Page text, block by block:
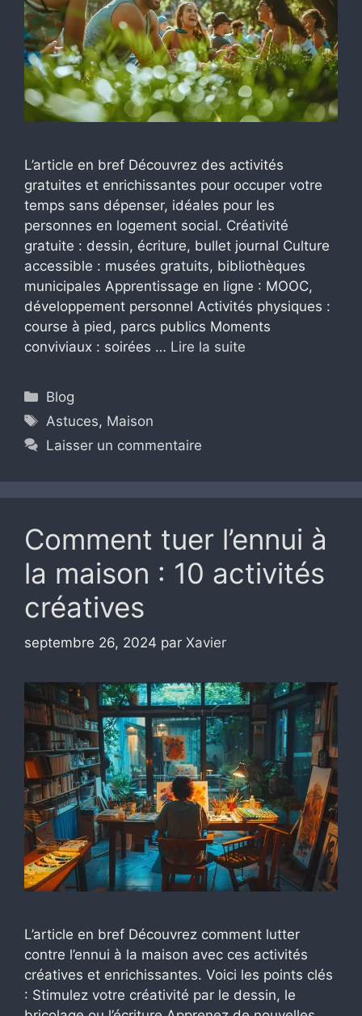
L’article en bref Découvrez des activités
gratuites et enrichissantes pour occuper votre
temps sans dépenser, idéales pour les
personnes en logement social. Créativité
gratuite : dessin, écriture, bullet journal Culture
accessible : musées gratuits, bibliothèques
municipales Apprentissage en ligne : MOOC,
développement personnel Activités physiques :
course à pied, parcs publics Moments
conviviaux : soirées … Lire la suite
Catégories
Blog
Étiquettes
Astuces, Maison
Laisser un commentaire
Comment tuer l’ennui à
la maison : 10 activités
créatives
septembre 26, 2024 par Xavier
L’article en bref Découvrez comment lutter
contre l’ennui à la maison avec ces activités
créatives et enrichissantes. Voici les points clés
: Stimulez votre créativité par le dessin, le